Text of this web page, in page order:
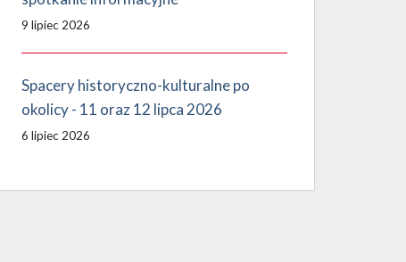
9 lipiec 2026
Spacery historyczno-kulturalne po
okolicy - 11 oraz 12 lipca 2026
6 lipiec 2026